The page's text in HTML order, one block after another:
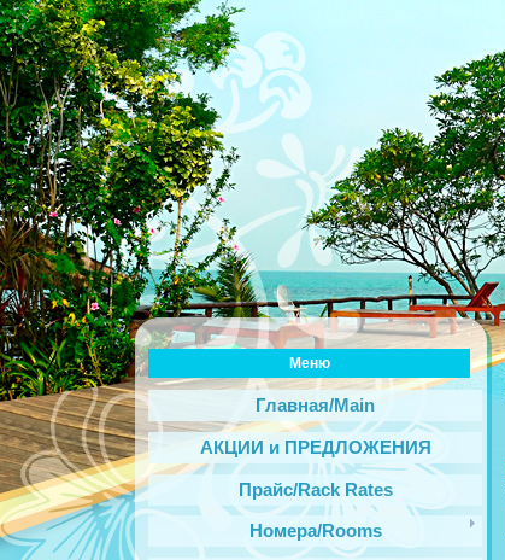
Меню
Главная/Main
АКЦИИ и ПРЕДЛОЖЕНИЯ
Прайс/Rack Rates
Номера/Rooms